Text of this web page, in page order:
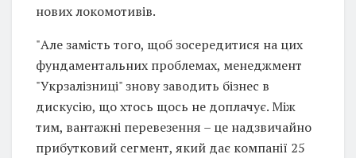
нових локомотивів.
"Але замість того, щоб зосередитися на цих
фундаментальних проблемах, менеджмент
"Укрзалізниці" знову заводить бізнес в
дискусію, що хтось щось не доплачує. Між
тим, вантажні перевезення – це надзвичайно
прибутковий сегмент, який дає компанії 25